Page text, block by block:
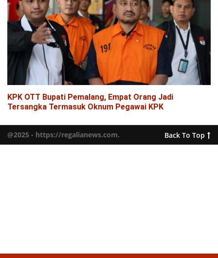
KPK OTT Bupati Pemalang, Empat Orang Jadi
Tersangka Termasuk Oknum Pegawai KPK
@2025 - https://regalianews.com. Back To Top